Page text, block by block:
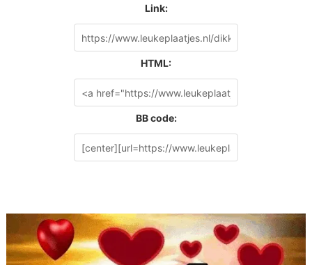
Link:
HTML:
BB code: